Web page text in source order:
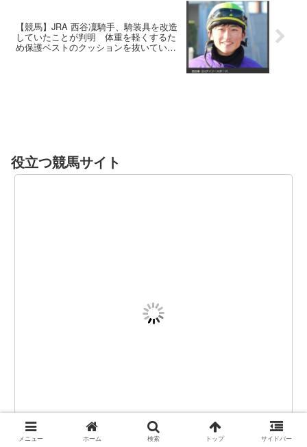
【競馬】JRA 西谷凜騎手、騎装具を改造
していたことが判明 体重を軽くするた
め保護ベストのクッションを抜いてい
役立つ競馬サイト
メニュー ホーム 検索 トップ サイドバー